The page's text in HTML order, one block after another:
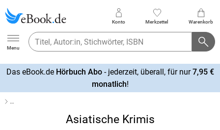
Ebook.de
Menu
Konto Merkzettel Warenkorb
Das eBook.de Hörbuch Abo- jederzeit, überall, für nur7,95 €
monatlich!
…
Asiatische Krimis